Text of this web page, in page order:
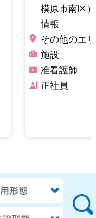
模原市南区
情報
その他のエ
施設
准看護師
正社員